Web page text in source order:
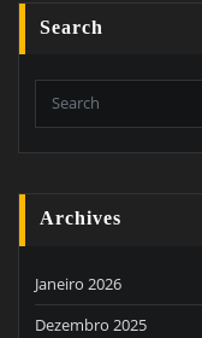
Search
Archives
Janeiro 2026
Dezembro 2025